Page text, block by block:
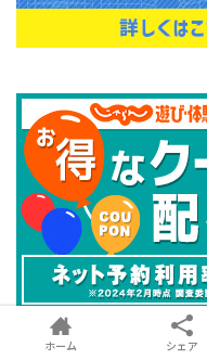
ホーム シェア